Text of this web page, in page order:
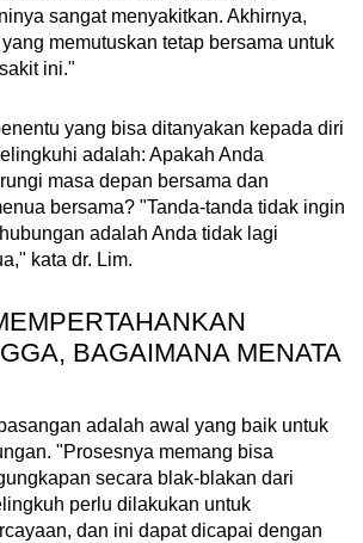
sangat menyakitkan. Akhirnya,
memutuskan tetap bersama untuk
ini."
yang bisa ditanyakan kepada diri
adalah: Apakah Anda
masa depan bersama dan
bersama? "Tanda-tanda tidak ingin
adalah Anda tidak lagi
kata dr. Lim.
BAGAIMANA MENATA
adalah awal yang baik untuk
"Prosesnya memang bisa
secara blak-blakan dari
perlu dilakukan untuk
dan ini dapat dicapai dengan